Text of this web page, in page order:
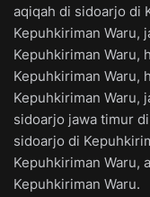
aqiqah di sidoarjo di
Kepuhkiriman Waru,
Kepuhkiriman Waru,
Kepuhkiriman Waru,
Kepuhkiriman Waru,
sidoarjo jawa timur
sidoarjo di
Kepuhkiriman Waru,
Kepuhkiriman Waru.